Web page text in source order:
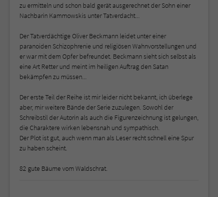
zu ermitteln und schon bald gerät ausgerechnet der Sohn einer
Nachbarin Kammowskis unter Tatverdacht...
Der Tatverdächtige Oliver Beckmann leidet unter einer
paranoiden Schizophrenie und religiösen Wahnvorstellungen und
er war mit dem Opfer befreundet. Beckmann sieht sich selbst als
eine Art Retter und meint im heiligen Auftrag den Satan
bekämpfen zu müssen...
Der erste Teil der Reihe ist mir leider nicht bekannt, ich überlege
aber, mir weitere Bände der Serie zuzulegen. Sowohl der
Schreibstil der Autorin als auch die Figurenzeichnung ist gelungen,
die Charaktere wirken lebensnah und sympathisch.
Der Plot ist gut, auch wenn man als Leser recht schnell eine Spur
zu haben scheint.
82 gute Bäume vom Waldschrat.